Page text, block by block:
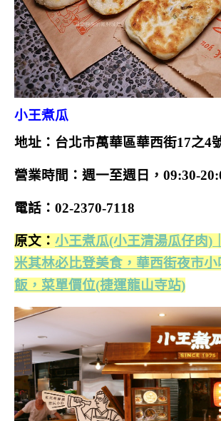
小王煮瓜
地址：台北市萬華區華西街17之4
營業時間：週一至週日，09:30-
電話：02-2370-7118
原文： 小王煮瓜(小王清湯瓜仔肉)
米其林必比登美食，華西街夜市小
飯，菜單價位(捷運龍山寺站)